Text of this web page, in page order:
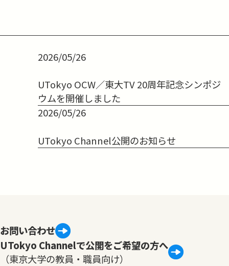
2026/05/26
UTokyo OCW／東大TV 20周年記念シンポジ
ウムを開催しました
2026/05/26
UTokyo Channel公開のお知らせ
お問い合わせ
UTokyo Channelで公開をご希望の方へ
（東京大学の教員・職員向け）